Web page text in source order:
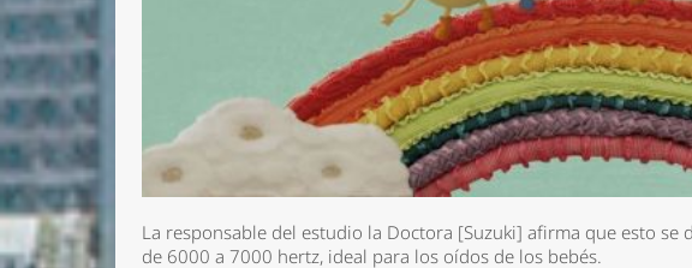
La responsable del estudio la Doctora [Suzuki] afirma que esto
de 6000 a 7000 hertz, ideal para los oídos de los bebés.